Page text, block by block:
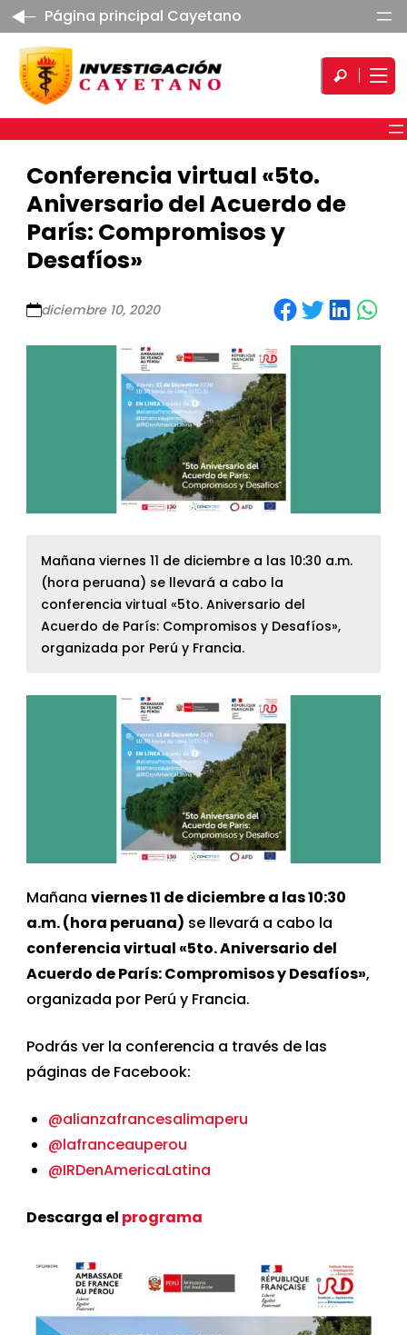
Página principal Cayetano
Conferencia virtual «5to.
Aniversario del Acuerdo de
París: Compromisos y
Desafíos»
diciembre 10, 2020 Share on Facebook Share on Twitter Share on LinkedIn Share on WhatsApp
Mañana viernes 11 de diciembre a las 10:30 a.m.
(hora peruana) se llevará a cabo la
conferencia virtual «5to. Aniversario del
Acuerdo de París: Compromisos y Desafíos»,
organizada por Perú y Francia.
Mañanaviernes 11 de diciembre a las 10:30
a.m. (hora peruana) se llevará a cabo la
conferencia virtual «5to. Aniversario del
Acuerdo de París: Compromisos y Desafíos»,
organizada por Perú y Francia.
Podrás ver la conferencia a través de las
páginas de Facebook:
@alianzafrancesalimaperu
@lafranceauperou
@IRDenAmericaLatina
Descarga el programa